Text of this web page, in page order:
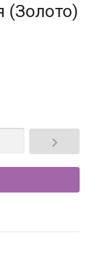
(Золото)
